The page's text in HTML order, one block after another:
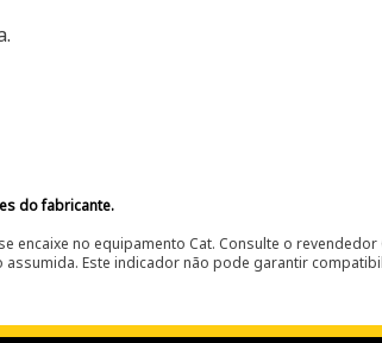
do fabricante.
no equipamento Cat. Consulte o
Este indicador não pode garantir